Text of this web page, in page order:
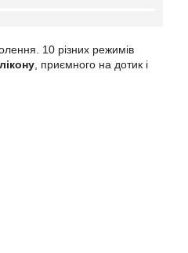
10 різних режимів
, приємного на дотик і